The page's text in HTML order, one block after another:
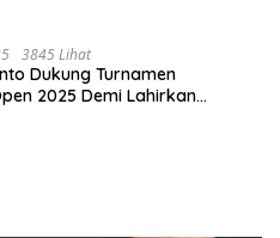
3845 Lihat
Dukung Turnamen
2025 Demi Lahirkan